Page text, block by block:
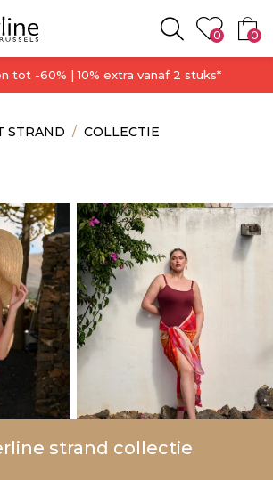
Zoeken
0 0
tot -60% | 10% extra vanaf 2 stuks*
STRAND COLLECTIE
strand collectie